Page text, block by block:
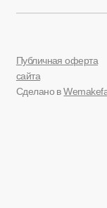
Публичная оферта
сайта
Сделано в